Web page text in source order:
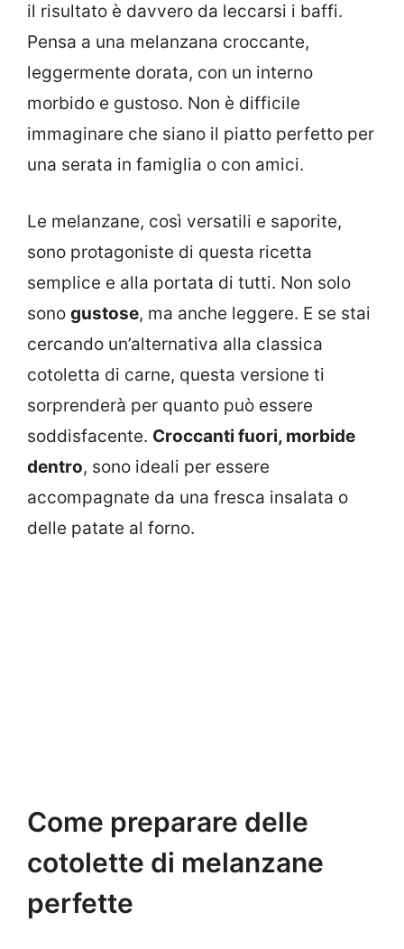
il risultato è davvero da leccarsi i baffi.
Pensa a una melanzana croccante,
leggermente dorata, con un interno
morbido e gustoso. Non è difficile
immaginare che siano il piatto perfetto per
una serata in famiglia o con amici.
Le melanzane, così versatili e saporite,
sono protagoniste di questa ricetta
semplice e alla portata di tutti. Non solo
sono gustose, ma anche leggere. E se stai
cercando un’alternativa alla classica
cotoletta di carne, questa versione ti
sorprenderà per quanto può essere
soddisfacente. Croccanti fuori, morbide
dentro, sono ideali per essere
accompagnate da una fresca insalata o
delle patate al forno.
Come preparare delle
cotolette di melanzane
perfette